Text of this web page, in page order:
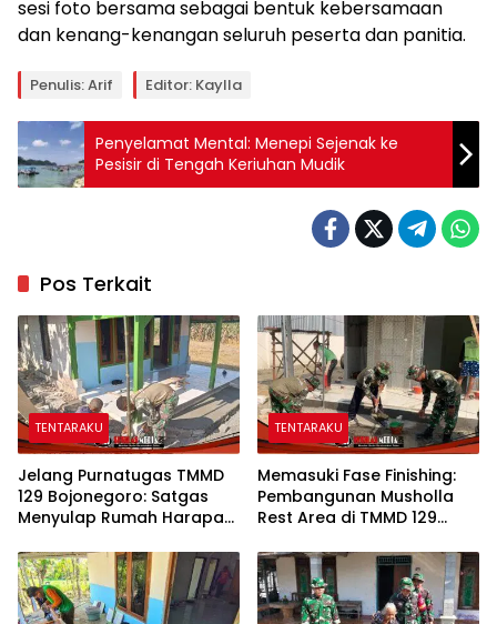
sesi foto bersama sebagai bentuk kebersamaan
dan kenang-kenangan seluruh peserta dan panitia.
Penulis: Arif Editor: Kaylla
Penyelamat Mental: Menepi Sejenak ke
Pesisir di Tengah Keriuhan Mudik
Pos Terkait
TENTARAKU
Jelang Purnatugas TMMD
129 Bojonegoro: Satgas
Menyulap Rumah Harapan
Hunian Layak dan Nyaman
TENTARAKU
Memasuki Fase Finishing:
Pembangunan Musholla
Rest Area di TMMD 129
Keramik dan Pengecatan
Teras